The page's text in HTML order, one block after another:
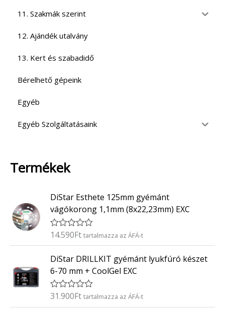
11. Szakmák szerint
12. Ajándék utalvány
13. Kert és szabadidő
Bérelhető gépeink
Egyéb
Egyéb Szolgáltatásaink
Termékek
DiStar Esthete 125mm gyémánt
vágókorong 1,1mm (8x22,23mm) EXC
É
é
k
e
l
s
:
14.590Ft tartalmazza az ÁFÁ-t
DiStar DRILLKIT gyémánt lyukfúró készet
6-70 mm + CoolGel EXC
É
31.900Ft tartalmazza az ÁFÁ-t